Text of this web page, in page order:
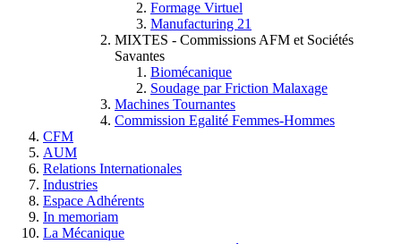
Formage Virtuel
Manufacturing 21
MIXTES - Commissions AFM et Sociétés
Savantes
Biomécanique
Soudage par Friction Malaxage
Machines Tournantes
Commission Egalité Femmes-Hommes
CFM
AUM
Relations Internationales
Industries
Espace Adhérents
In memoriam
La Mécanique